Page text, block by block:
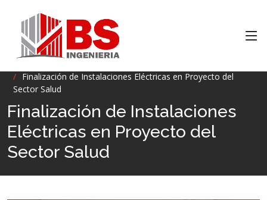
Finalización de Instalaciones Eléctricas en Proyecto del
Sector Salud
Finalización de Instalaciones
Eléctricas en Proyecto del
Sector Salud